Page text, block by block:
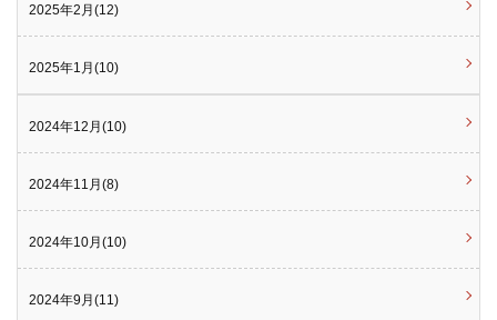
2025年2月(12)
2025年1月(10)
2024年12月(10)
2024年11月(8)
2024年10月(10)
2024年9月(11)